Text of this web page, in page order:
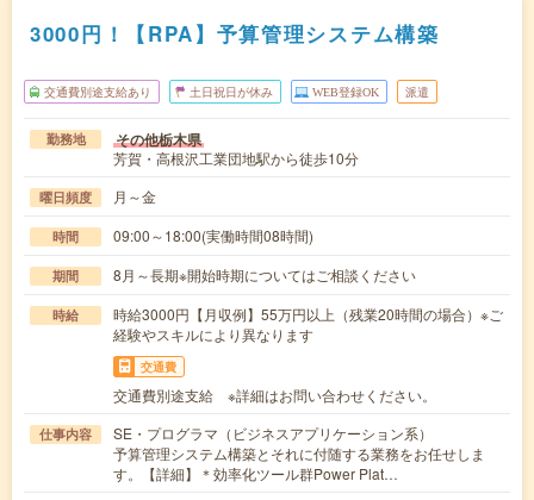
3000円！【RPA】予算管理システム構築
交通費別途支給あり 土日祝日が休み WEB登録OK 派遣
勤務地 その他栃木県
芳賀・高根沢工業団地駅から徒歩10分
曜日頻度 月～金
時間 09:00～18:00(実働時間08時間)
期間 8月～長期※開始時期についてはご相談ください
時給
時給3000円【月収例】55万円以上（残業20時間の場合）※ご
経験やスキルにより異なります
交通費
交通費別途支給 ※詳細はお問い合わせください。
仕事内容
SE・プログラマ（ビジネスアプリケーション系）
予算管理システム構築とそれに付随する業務をお任せしま
す。【詳細】＊効率化ツール群Power Plat…